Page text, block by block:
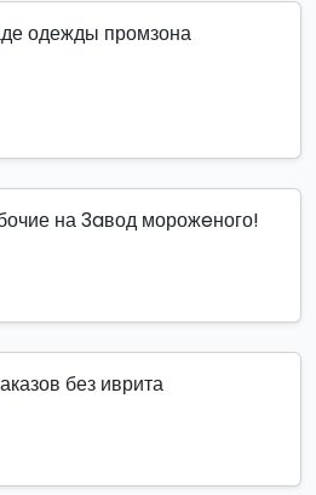
одежды промзона
на 3aвод морожeного!
без иврита